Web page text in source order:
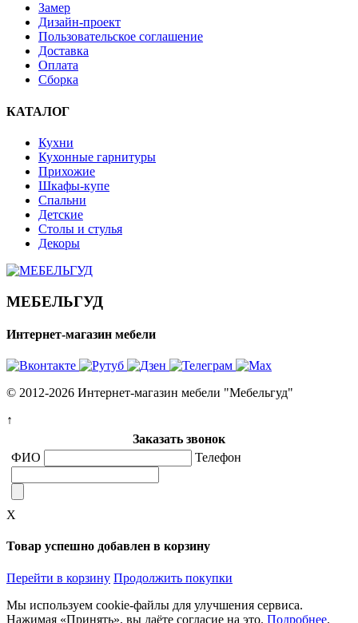
Замер
Дизайн-проект
Пользовательское соглашение
Доставка
Оплата
Сборка
КАТАЛОГ
Кухни
Кухонные гарнитуры
Прихожие
Шкафы-купе
Спальни
Детские
Столы и стулья
Декоры
МЕБЕЛЬГУД
Интернет-магазин мебели
© 2012-2026 Интернет-магазин мебели "Мебельгуд"
↑
Заказать звонок
ФИО
Телефон
X
Товар успешно добавлен в корзину
Перейти в корзину Продолжить покупки
Мы используем cookie-файлы для улучшения сервиса.
Нажимая «Принять», вы даёте согласие на это. Подробнее.